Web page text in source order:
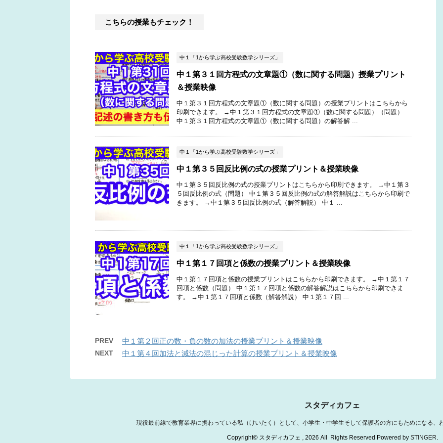
こちらの授業もチェック！
中１「1から学ぶ高校受験数学シリーズ」
中１第３１回方程式の文章題①（数に関する問題）授業プリント
＆授業映像
中１第３１回方程式の文章題①（数に関する問題）の授業プリントはこちらから
印刷できます。 →中１第３１回方程式の文章題①（数に関する問題）（問題）
中１第３１回方程式の文章題①（数に関する問題）の解答解 ...
中１「1から学ぶ高校受験数学シリーズ」
中１第３５回反比例の式の授業プリント＆授業映像
中１第３５回反比例の式の授業プリントはこちらから印刷できます。 →中１第３
５回反比例の式（問題） 中１第３５回反比例の式の解答解説はこちらから印刷で
きます。 →中１第３５回反比例の式（解答解説） 中１ ...
中１「1から学ぶ高校受験数学シリーズ」
中１第１７回項と係数の授業プリント＆授業映像
中１第１７回項と係数の授業プリントはこちらから印刷できます。 →中１第１７
回項と係数（問題） 中１第１７回項と係数の解答解説はこちらから印刷できま
す。 →中１第１７回項と係数（解答解説） 中１第１７回 ...
PREV 中１第２回正の数・負の数の加法の授業プリント＆授業映像
NEXT 中１第４回加法と減法の混じった計算の授業プリント＆授業映像
スタディカフェ
現役最前線で教育業界に携わっている私（けいたく）として、小学生・中学生そして保護者の方にもためになる、
Copyright© スタディカフェ , 2026 All Rights Reserved Powered by STINGER.